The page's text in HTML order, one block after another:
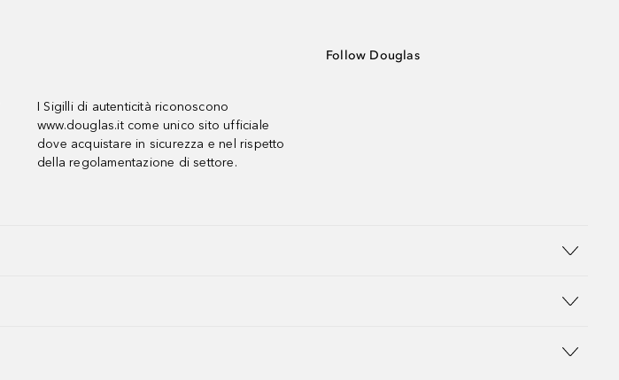
I Sigilli di autenticità riconoscono
www.douglas.it come unico sito ufficiale
dove acquistare in sicurezza e nel rispetto
della regolamentazione di settore.
Follow Douglas